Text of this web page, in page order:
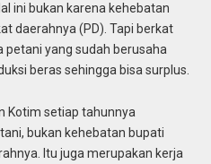
ini bukan karena kehebatan
daerahnya (PD). Tapi berkat
petani yang sudah berusaha
beras sehingga bisa surplus.
Kotim setiap tahunnya
bukan kehebatan bupati
Itu juga merupakan kerja